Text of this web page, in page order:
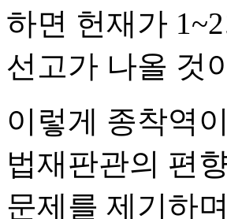
하면 헌재가
선고가 나올 것
이렇게 종착역
법재판관의 편
문제를 제기하